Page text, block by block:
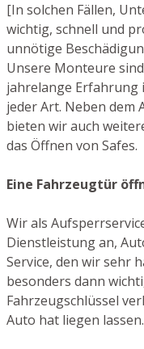
[In solchen Fällen,
wichtig, schnell und
unnötige
Unsere Monteure
jahrelange Erfahrung
jeder Art. Neben dem
bieten wir auch
das Öffnen von Safes.
Eine Fahrzeugtür
Wir als
Dienstleistung an,
Service, den wir sehr
besonders dann
Fahrzeugschlüssel
Auto hat liegen lassen.